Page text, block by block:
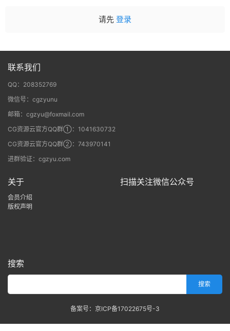
请先 登录
联系我们
QQ：208352769
微信号：cgzyunu
邮箱：cgzyu@foxmail.com
CG资源云官方QQ群①：1041630732
CG资源云官方QQ群②：743970141
进群验证：cgzyu.com
关于
会员介绍
版权声明
扫描关注微信公众号
搜索
备案号：京ICP备17022675号-3